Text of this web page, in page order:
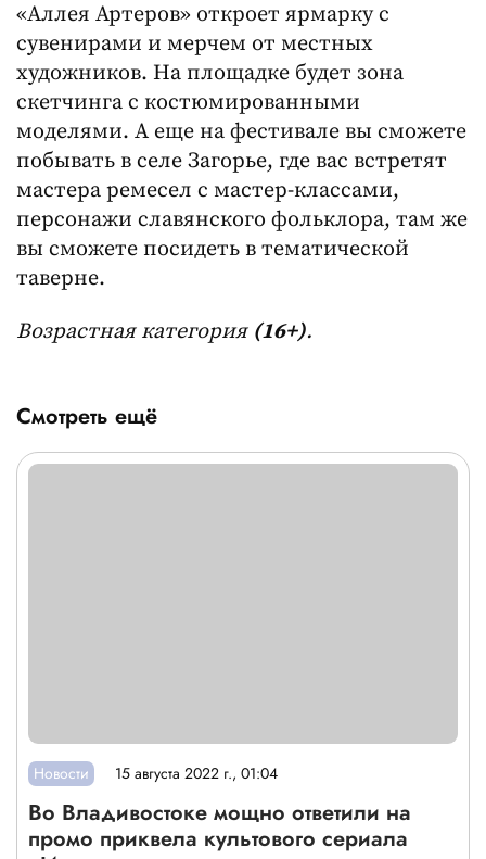
«Аллея Артеров» откроет ярмарку с
сувенирами и мерчем от местных
художников. На площадке будет зона
скетчинга с костюмированными
моделями. А еще на фестивале вы сможете
побывать в селе Загорье, где вас встретят
мастера ремесел с мастер-классами,
персонажи славянского фольклора, там же
вы сможете посидеть в тематической
таверне.
Возрастная категория (16+).
Смотреть ещё
Новости 15 августа 2022 г., 01:04
Во Владивостоке мощно ответили на
промо приквела культового сериала